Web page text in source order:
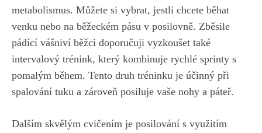
⁤metabolismus. Můžete si vybrat, jestli chcete běhat
venku nebo‍ na běžeckém⁢ pásu v posilovně. ‌Zběsile
pádící vášniví běžci ‌doporučuji vyzkoušet také
intervalový trénink, který⁣ kombinuje rychlé sprinty s
pomalým během. Tento druh ‍tréninku je účinný při
spalování tuku a zároveň posiluje vaše nohy a ‌páteř.
Dalším skvělým⁢ cvičením je posilování s využitím